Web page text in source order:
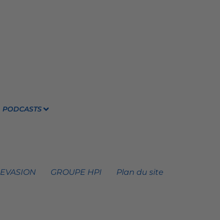
PODCASTS
GROUPE HPI Plan du site